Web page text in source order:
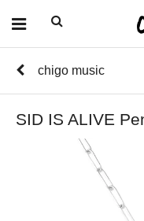
chigo music
SID IS ALIVE